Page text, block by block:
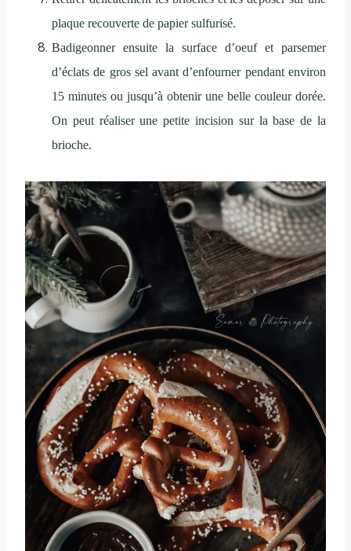
plaque recouverte de papier sulfurisé.
Badigeonner ensuite la surface d’oeuf et parsemer
d’éclats de gros sel avant d’enfourner pendant environ
15 minutes ou jusqu’à obtenir une belle couleur dorée.
On peut réaliser une petite incision sur la base de la
brioche.